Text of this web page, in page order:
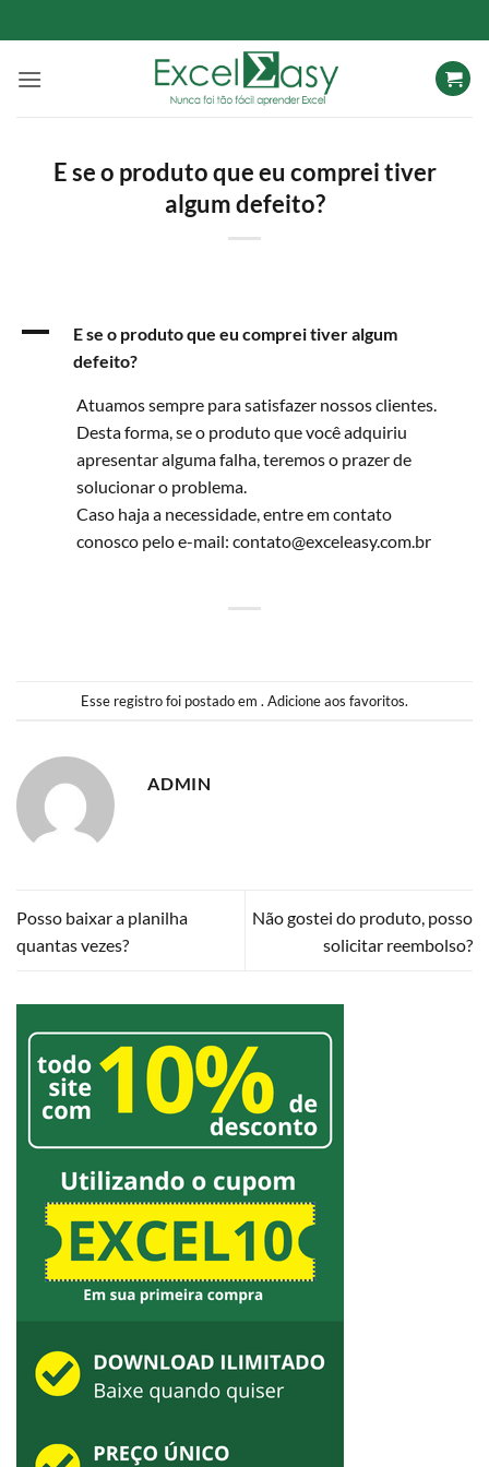
to
content
E se o produto que eu comprei tiver
algum defeito?
A
E se o produto que eu comprei tiver algum
defeito?
Atuamos sempre para satisfazer nossos clientes.
Desta forma, se o produto que você adquiriu
apresentar alguma falha, teremos o prazer de
solucionar o problema.
Caso haja a necessidade, entre em contato
conosco pelo e-mail: contato@exceleasy.com.br
Esse registro foi postado em . Adicione aos favoritos.
ADMIN
Posso baixar a planilha
quantas vezes?
Não gostei do produto, posso
solicitar reembolso?